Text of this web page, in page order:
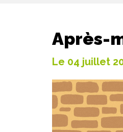
Après-
Le 04 juillet